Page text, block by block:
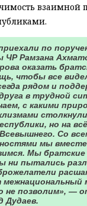
по
ЧР Рамзана
оказать
чтобы все
рядом и
в трудной
с какими
но на
Со
мы вместе
Мы
ни пытались
не позволим», —
Дудаев.